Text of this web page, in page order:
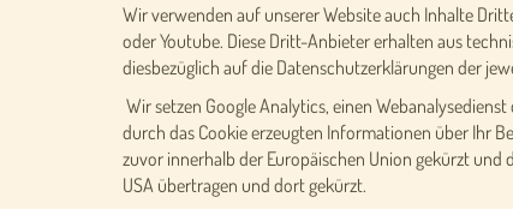
Wir verwenden auf unserer Website auch Inhalte
oder Youtube. Diese Dritt-Anbieter erhalten aus
diesbezüglich auf die Datenschutzerklärungen der
Wir setzen Google Analytics, einen
durch das Cookie erzeugten Informationen über Ihr
zuvor innerhalb der Europäischen Union gekürzt und
USA übertragen und dort gekürzt.